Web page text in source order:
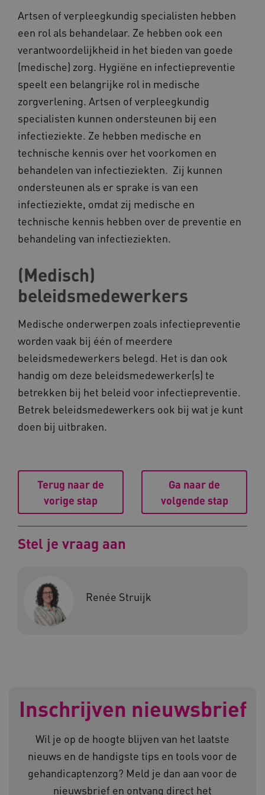
Artsen of verpleegkundig specialisten hebben
een rol als behandelaar. Ze hebben ook een
verantwoordelijkheid in het bieden van goede
(medische) zorg. Hygiëne en infectiepreventie
speelt een belangrijke rol in medische
zorgverlening. Artsen of verpleegkundig
specialisten kunnen ondersteunen bij een
infectieziekte. Ze hebben medische en
technische kennis over het voorkomen en
behandelen van infectieziekten. Zij kunnen
ondersteunen als er sprake is van een
infectieziekte, omdat zij medische en
technische kennis hebben over de preventie en
behandeling van infectieziekten.
(Medisch)
beleidsmedewerkers ​
Medische onderwerpen zoals infectiepreventie
worden vaak bij één of meerdere
beleidsmedewerkers belegd. Het is dan ook
handig om deze beleidsmedewerker(s) te
betrekken bij het beleid voor infectiepreventie.
Betrek beleidsmedewerkers ook bij wat je kunt
doen bij uitbraken.
Terug naar de
vorige stap
Ga naar de
volgende stap
Stel je vraag aan
Renée Struijk
Inschrijven nieuwsbrief
Wil je op de hoogte blijven van het laatste
nieuws en de handigste tips en tools voor de
gehandicaptenzorg? Meld je dan aan voor de
nieuwsbrief en ontvang direct het
ROLLOUT_TOKEN
FPLC .kennispleingehandicaptensector.nl
__cf_bm
Cloudflare Inc.
BCSessionID vilans.blueconic.net
ARRAffinity
Microsoft Corporation
.www.kennispleingehandicaptensector.nl
CookieScriptConsent
CookieScript
www.kennispleingehandicaptensector.nl
vilans.blueconic.net
AWSALBCORS
ARRAffinitySameSite
Microsoft Corporation
.www.kennispleingehandicaptensector.nl
Google Privacy Policy